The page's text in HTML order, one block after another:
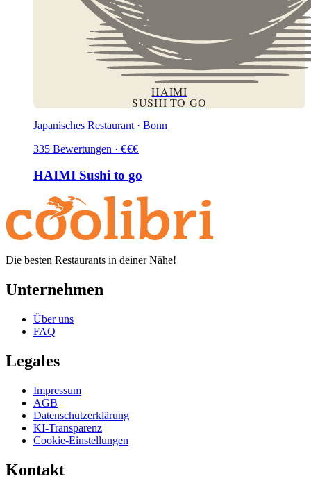
HAIMI
SUSHI TO GO
Japanisches Restaurant · Bonn
335 Bewertungen · €€€
HAIMI Sushi to go
Die besten Restaurants in deiner Nähe!
Unternehmen
Über uns
FAQ
Legales
Impressum
AGB
Datenschutzerklärung
KI-Transparenz
Cookie-Einstellungen
Kontakt